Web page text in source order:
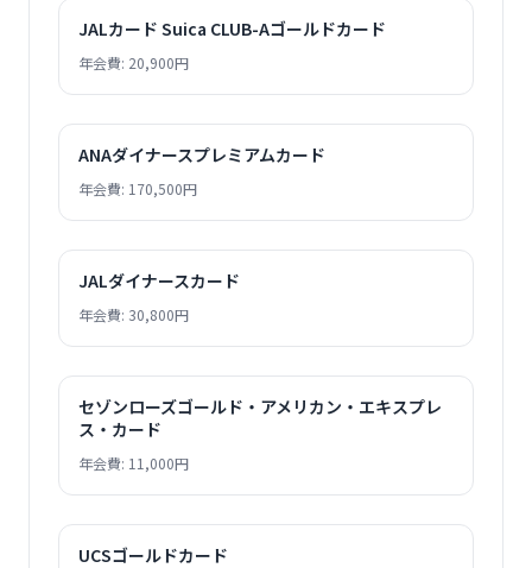
JALカード Suica CLUB-Aゴールドカード
年会費: 20,900円
ANAダイナースプレミアムカード
年会費: 170,500円
JALダイナースカード
年会費: 30,800円
セゾンローズゴールド・アメリカン・エキスプレ
ス・カード
年会費: 11,000円
UCSゴールドカード